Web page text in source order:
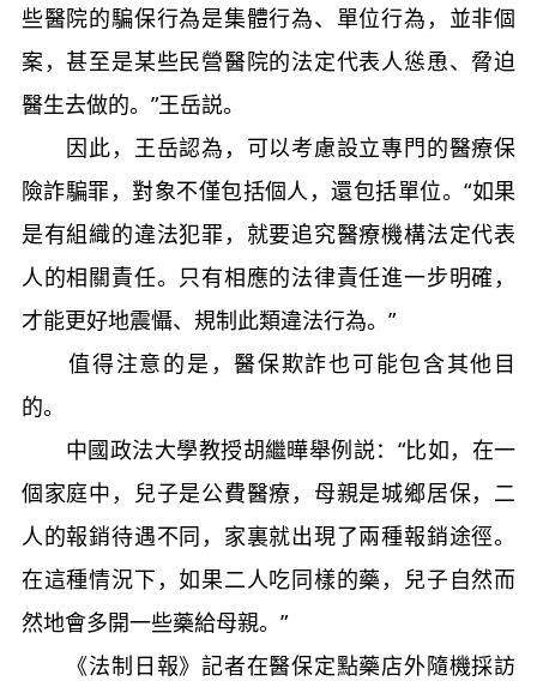
些醫院的騙保行為是集體行為、單位行為，並非個
案，甚至是某些民營醫院的法定代表人慫恿、脅迫
醫生去做的。”王岳説。
因此，王岳認為，可以考慮設立專門的醫療保
險詐騙罪，對象不僅包括個人，還包括單位。“如果
是有組織的違法犯罪，就要追究醫療機構法定代表
人的相關責任。只有相應的法律責任進一步明確，
才能更好地震懾、規制此類違法行為。”
值得注意的是，醫保欺詐也可能包含其他目
的。
中國政法大學教授胡繼曄舉例説：“比如，在一
個家庭中，兒子是公費醫療，母親是城鄉居保，二
人的報銷待遇不同，家裏就出現了兩種報銷途徑。
在這種情況下，如果二人吃同樣的藥，兒子自然而
然地會多開一些藥給母親。”
《法制日報》記者在醫保定點藥店外隨機採訪